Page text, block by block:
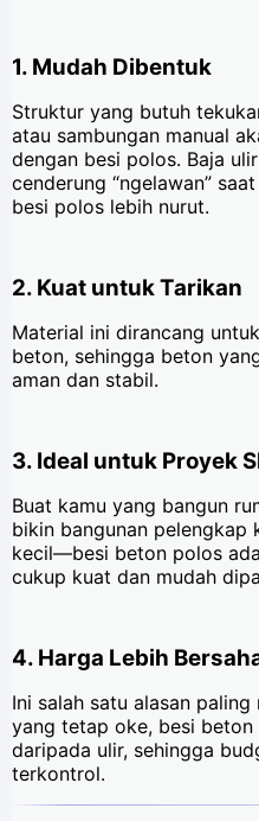
1. Mudah Dibentuk
Struktur yang butuh
atau sambungan manual
dengan besi polos. Baja
cenderung “ngelawan”
besi polos lebih nurut.
2. Kuat untuk Tarikan
Material ini dirancang
beton, sehingga beton
aman dan stabil.
3. Ideal untuk Proyek
Buat kamu yang bangun
bikin bangunan pelengkap
kecil—besi beton polos
cukup kuat dan mudah
4. Harga Lebih
Ini salah satu alasan
yang tetap oke, besi
daripada ulir, sehingga
terkontrol.